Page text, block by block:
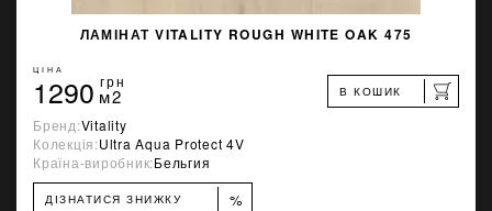
ЛАМІНАТ VITALITY ROUGH WHITE OAK 475
ЦІНА
1290 грн
м2 В КОШИК
Бренд:Vitality
Колекція:Ultra Aqua Protect 4V
Країна-виробник:Бельгия
ДІЗНАТИСЯ ЗНИЖКУ %